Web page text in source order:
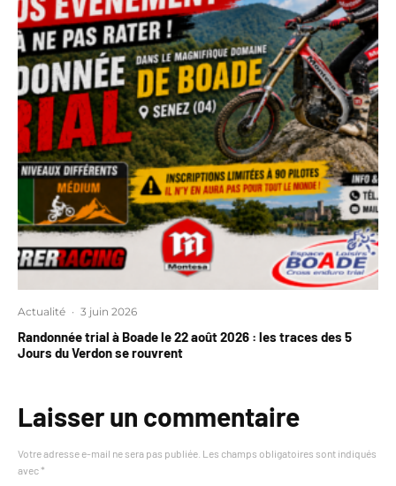
Actualité · 3 juin 2026
Randonnée trial à Boade le 22 août 2026 : les traces des 5
Jours du Verdon se rouvrent
Laisser un commentaire
Votre adresse e-mail ne sera pas publiée. Les champs obligatoires sont indiqués
avec *